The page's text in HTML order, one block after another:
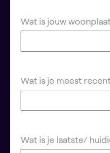
Wat is jouw
Wat is je meest
Wat is je laatste/